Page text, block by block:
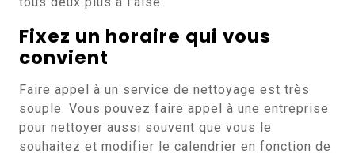
Fixez un horaire qui vous
convient
Faire appel à un service de nettoyage est très
souple. Vous pouvez faire appel à une entreprise
pour nettoyer aussi souvent que vous le
souhaitez et modifier le calendrier en fonction de